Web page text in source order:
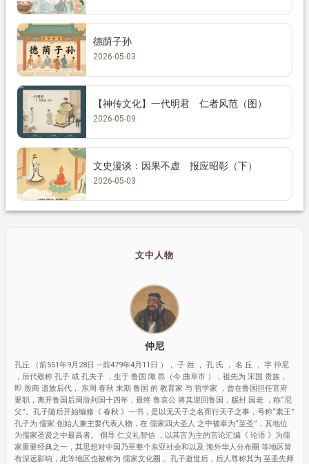
德荫子孙
2026-05-03
【神传文化】一代明君 仁者风范（图）
2026-05-09
文史漫谈：因果不虚 报应昭彰（下）
2026-05-03
文中人物
仲尼
孔丘 （前551年9月28日 —前479年4月11日 ）， 子 姓 ， 孔 氏 ， 名 丘 ， 字 仲尼
，后代敬称 孔子 或 孔夫子 ，生于 鲁国 陬 邑（今 曲阜市 ），祖先为 宋国 贵族，
即 殷商 遗族后代， 东周 春秋 末期 鲁国 的 教育家 与 哲学家 ，曾在鲁国担任官府
要职，离开鲁国后周游列国十四年，最终 鲁哀公 将其迎回鲁国，赐封 国老 ，称“尼
父”。孔子随后开始编修《 春秋 》一书，是以无天子之名而行天子之事，号称“素王”
孔子为 儒家 创始人兼主要代表人物，在 儒家四大圣人 之中被奉为“至圣”，其地位
为儒家圣贤之中最高者。 倡导 仁义礼智信 ，以其言为主的言论汇编《 论语 》为儒
家重要经典之一，其思想对中国乃至整个东亚社会和以及 海外华人分布圈 等地区皆
有深远影响，此等地区也被称为 儒家文化圈 。孔子逝世后，后人尊称其为 至圣先师